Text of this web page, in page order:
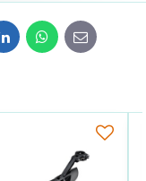
LinkedInWhatsApp
E-
mail